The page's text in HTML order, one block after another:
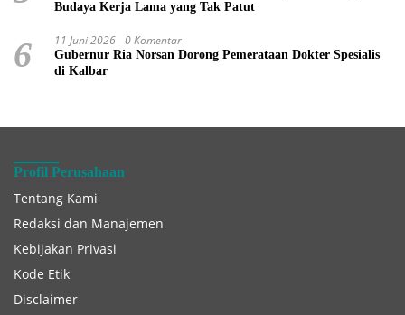
Budaya Kerja Lama yang Tak Patut
6 11 Juni 2026 0 Komentar
Gubernur Ria Norsan Dorong Pemerataan Dokter Spesialis
di Kalbar
Profil Perusahaan
Tentang Kami
Redaksi dan Manajemen
Kebijakan Privasi
Kode Etik
Disclaimer